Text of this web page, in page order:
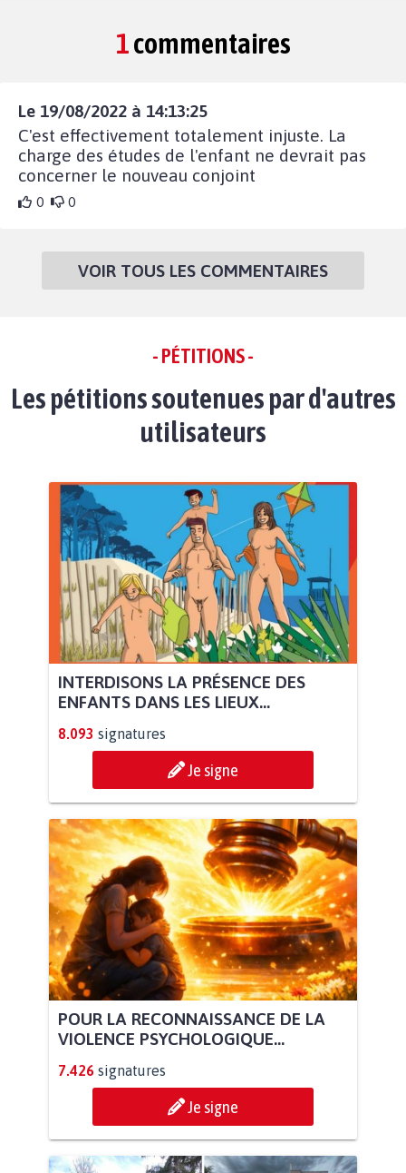
1commentaires
Le 19/08/2022 à 14:13:25
C'est effectivement totalement injuste. La
charge des études de l'enfant ne devrait pas
concerner le nouveau conjoint
0 0
VOIR TOUS LES COMMENTAIRES
- PÉTITIONS -
Les pétitions soutenues par d'autres
utilisateurs
INTERDISONS LA PRÉSENCE DES
ENFANTS DANS LES LIEUX...
8.093 signatures
Je signe
POUR LA RECONNAISSANCE DE LA
VIOLENCE PSYCHOLOGIQUE...
7.426 signatures
Je signe